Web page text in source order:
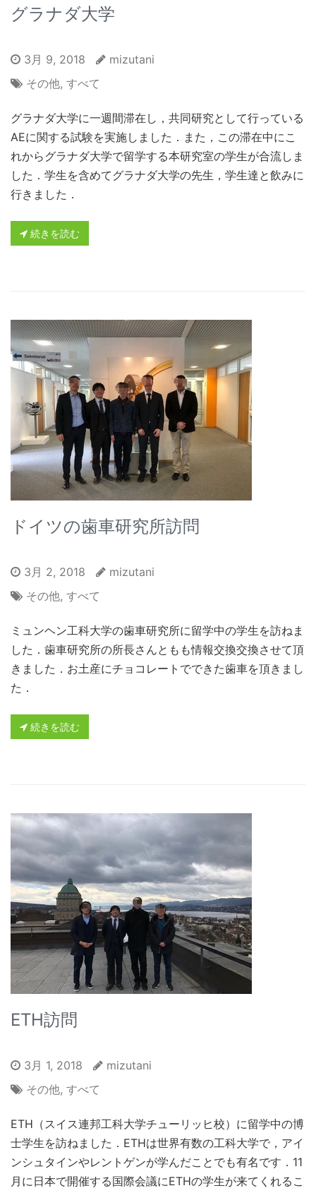
グラナダ大学
3月 9, 2018
mizutani
その他, すべて
グラナダ大学に一週間滞在し，共同研究として行っている
AEに関する試験を実施しました．また，この滞在中にこ
れからグラナダ大学で留学する本研究室の学生が合流しま
した．学生を含めてグラナダ大学の先生，学生達と飲みに
行きました．
続きを読む
ドイツの歯車研究所訪問
3月 2, 2018
mizutani
その他, すべて
ミュンヘン工科大学の歯車研究所に留学中の学生を訪ねま
した．歯車研究所の所長さんともも情報交換交換させて頂
きました．お土産にチョコレートでできた歯車を頂きまし
た．
続きを読む
ETH訪問
3月 1, 2018
mizutani
その他, すべて
ETH（スイス連邦工科大学チューリッヒ校）に留学中の博
士学生を訪ねました．ETHは世界有数の工科大学で，アイ
ンシュタインやレントゲンが学んだことでも有名です．11
月に日本で開催する国際会議にETHの学生が来てくれるこ